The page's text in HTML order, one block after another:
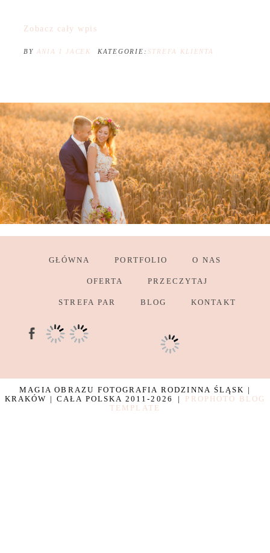
Zobacz cały wpis
BY ANIA I JACEK KATEGORIE: STREFA KLIENTA
GŁÓWNA PORTFOLIO O NAS
OFERTA PRZECZYTAJ
STREFA PAR BLOG KONTAKT
MAGIA OBRAZU FOTOGRAFIA RODZINNA ŚLĄSK |
KRAKÓW | CAŁA POLSKA 2011-2026
|
PROPHOTO BLOG
TEMPLATE